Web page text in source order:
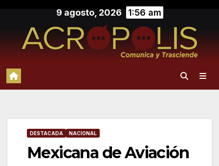
contenido
9 agosto, 2026 1:56 am
DESTACADA NACIONAL
Mexicana de Aviación